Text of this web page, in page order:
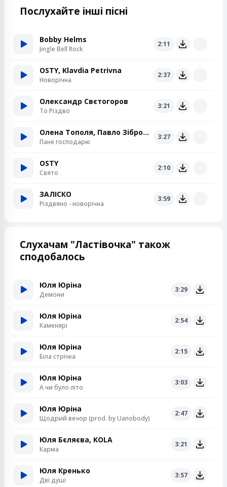
Послухайте інші пісні
Bobby Helms
Jingle Bell Rock
2:11
OSTY, Klavdia Petrivna
Новорічна
2:37
Олександр Свєтогоров
То Різдво
3:21
Олена Тополя, Павло Зібров, SKYLERR, SOWA, ENLEO
Пане господарю
3:27
OSTY
Свято
2:10
ЗАЛІСКО
Різдвяно - новорічна
3:59
Слухачам "Ластівочка" також
сподобалось
Юля Юріна
Демони
3:29
Юля Юріна
Каменярі
2:54
Юля Юріна
Біла стрічка
2:15
Юля Юріна
А чи було літо
3:03
Юля Юріна
Щодрий вечор (prod. by Uanobody)
2:47
Юля Бєляєва, KOLA
Карма
3:21
Юля Кренько
Дві душі
3:57